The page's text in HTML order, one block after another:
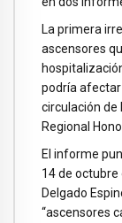
La primera
ascensores
podría
circulación de
Regional
El informe
14 de octubre
Delgado
“ascensores